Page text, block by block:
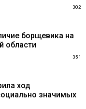
302
борщевика на
области
351
ход
значимых